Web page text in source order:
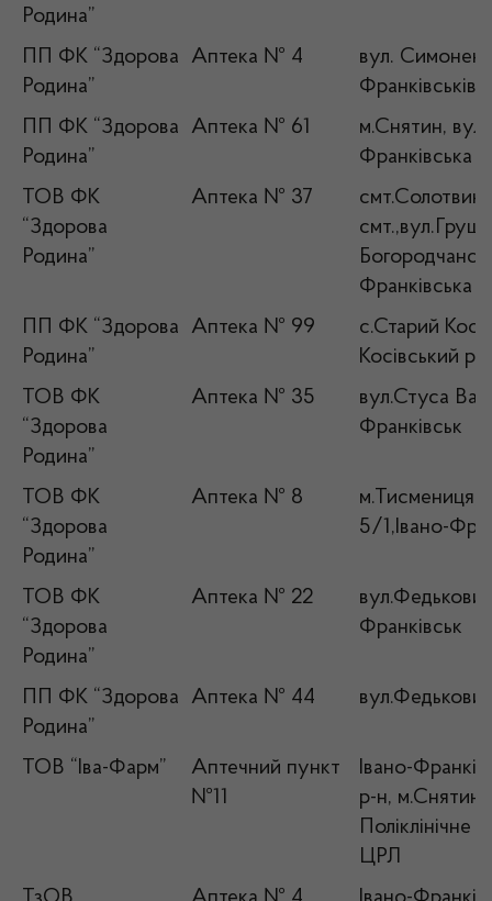
Родина”
ПП ФК “Здорова
Родина”
Аптека № 4
вул.
ПП ФК “Здорова
Родина”
Аптека № 61
м.Снятин,
Франківська
ТОВ ФК
“Здорова
Родина”
Аптека № 37
смт.Солотвин
Франківська
ПП ФК “Здорова
Родина”
Аптека № 99
с.Старий
Косівський
ТОВ ФК
“Здорова
Родина”
Аптека № 35
вул.Стуса
Франківськ
ТОВ ФК
“Здорова
Родина”
Аптека № 8
5/1,Івано-
ТОВ ФК
“Здорова
Родина”
Аптека № 22
Франківськ
ПП ФК “Здорова
Родина”
Аптека № 44
ТОВ “Іва-Фарм”
Аптечний пункт
№11
Івано-
р-н,
Поліклінічне
ЦРЛ